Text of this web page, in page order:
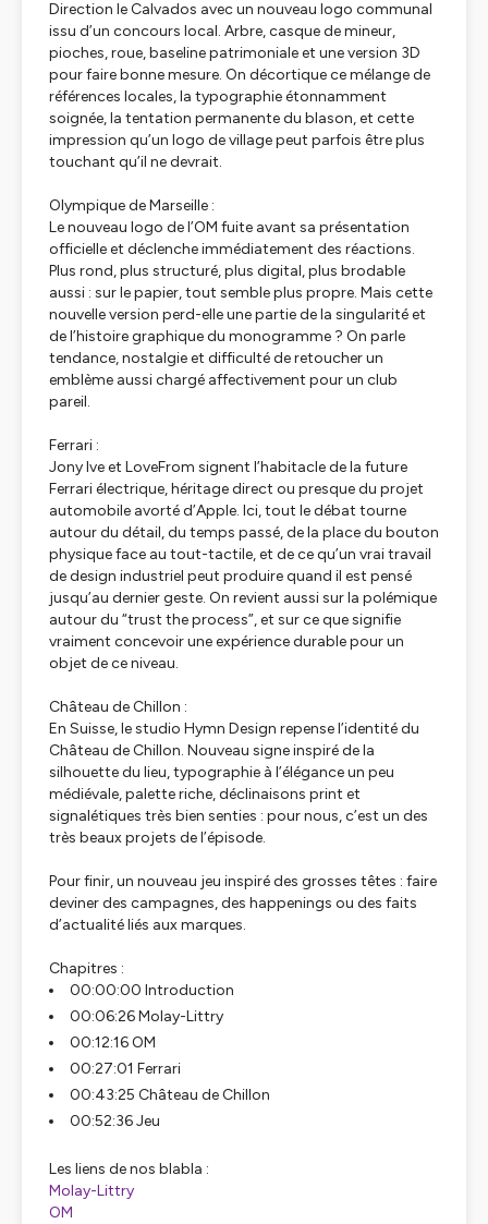
Direction le Calvados avec un nouveau logo communal
issu d’un concours local. Arbre, casque de mineur,
pioches, roue, baseline patrimoniale et une version 3D
pour faire bonne mesure. On décortique ce mélange de
références locales, la typographie étonnamment
soignée, la tentation permanente du blason, et cette
impression qu’un logo de village peut parfois être plus
touchant qu’il ne devrait.
Olympique de Marseille :
Le nouveau logo de l’OM fuite avant sa présentation
officielle et déclenche immédiatement des réactions.
Plus rond, plus structuré, plus digital, plus brodable
aussi : sur le papier, tout semble plus propre. Mais cette
nouvelle version perd-elle une partie de la singularité et
de l’histoire graphique du monogramme ? On parle
tendance, nostalgie et difficulté de retoucher un
emblème aussi chargé affectivement pour un club
pareil.
Ferrari :
Jony Ive et LoveFrom signent l’habitacle de la future
Ferrari électrique, héritage direct ou presque du projet
automobile avorté d’Apple. Ici, tout le débat tourne
autour du détail, du temps passé, de la place du bouton
physique face au tout-tactile, et de ce qu’un vrai travail
de design industriel peut produire quand il est pensé
jusqu’au dernier geste. On revient aussi sur la polémique
autour du “trust the process”, et sur ce que signifie
vraiment concevoir une expérience durable pour un
objet de ce niveau.
Château de Chillon :
En Suisse, le studio Hymn Design repense l’identité du
Château de Chillon. Nouveau signe inspiré de la
silhouette du lieu, typographie à l’élégance un peu
médiévale, palette riche, déclinaisons print et
signalétiques très bien senties : pour nous, c’est un des
très beaux projets de l’épisode.
Pour finir, un nouveau jeu inspiré des grosses têtes : faire
deviner des campagnes, des happenings ou des faits
d’actualité liés aux marques.
Chapitres :
00:00:00 Introduction
00:06:26 Molay-Littry
00:12:16 OM
00:27:01 Ferrari
00:43:25 Château de Chillon
00:52:36 Jeu
Les liens de nos blabla :
Molay-Littry
OM